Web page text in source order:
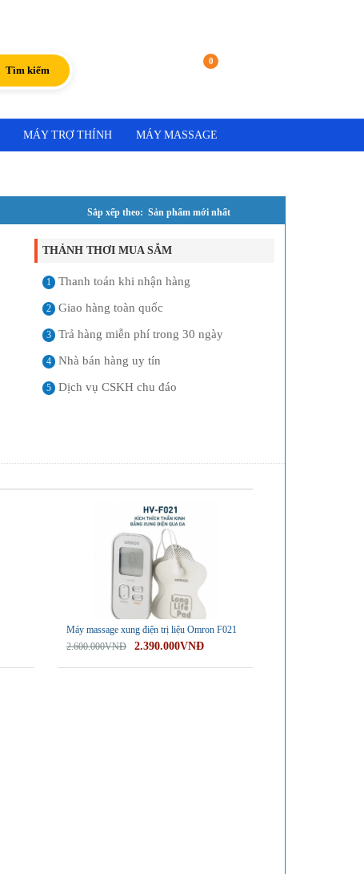
Tìm kiếm
0
Giỏ hàng
MÁY TRỢ THÍNH MÁY MASSAGE
Sắp xếp theo: Sản phẩm mới nhất
THẢNH THƠI MUA SẮM
1 Thanh toán khi nhận hàng
2 Giao hàng toàn quốc
3 Trả hàng miễn phí trong 30 ngày
4 Nhà bán hàng uy tín
5 Dịch vụ CSKH chu đáo
Máy massage xung điện trị liệu Omron F021
2.600.000VNĐ
2.390.000VNĐ